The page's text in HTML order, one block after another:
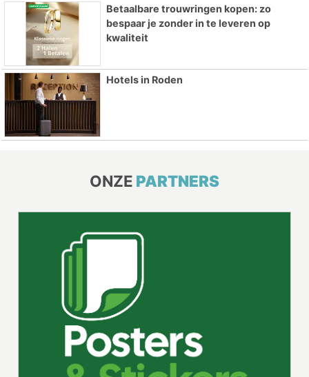
Betaalbare trouwringen kopen: zo
bespaar je zonder in te leveren op
kwaliteit
Hotels in Roden
ONZE PARTNERS